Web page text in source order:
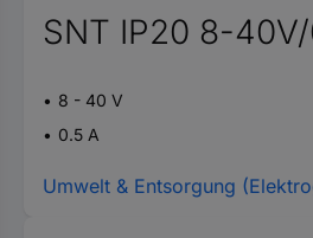
SNT IP20 8-
8 - 40 V
0.5 A
Umwelt & Entsorgung